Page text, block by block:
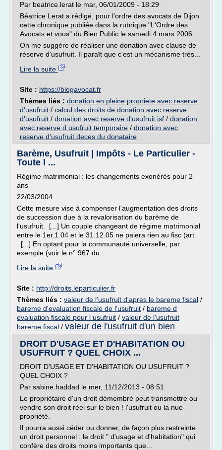
Par beatrice.lerat le mar, 06/01/2009 - 18:29
Béatrice Lerat a rédigé, pour l'ordre des avocats de Dijon
cette chronique publiée dans la rubrique "L'Ordre des
Avocats et vous" du Bien Public le samedi 4 mars 2006
On me suggère de réaliser une donation avec clause de
réserve d'usufruit. Il paraît que c'est un mécanisme très...
Lire la suite
Site : https://blogavocat.fr
Thèmes liés : donation en pleine propriete avec reserve
d'usufruit / calcul des droits de donation avec reserve
d'usufruit / donation avec reserve d'usufruit isf / donation
avec reserve d usufruit temporaire / donation avec
reserve d'usufruit deces du donataire
Barème, Usufruit | Impôts - Le Particulier -
Toute l ...
Régime matrimonial : les changements exonérés pour 2
ans
22/03/2004
Cette mesure vise à compenser l'augmentation des droits
de succession due à la revalorisation du barème de
l'usufruit. [...] Un couple changeant de régime matrimonial
entre le 1er.1.04 et le 31.12.05 ne paiera rien au fisc (art.
[...] En optant pour la communauté universelle, par
exemple (voir le n° 967 du...
Lire la suite
Site : http://droits.leparticulier.fr
Thèmes liés : valeur de l'usufruit d'apres le bareme fiscal /
bareme d'evaluation fiscale de l'usufruit / bareme d
evaluation fiscale pour l usufruit / valeur de l'usufruit
bareme fiscal / valeur de l'usufruit d'un bien
DROIT D'USAGE ET D'HABITATION OU
USUFRUIT ? QUEL CHOIX ...
DROIT D'USAGE ET D'HABITATION OU USUFRUIT ?
QUEL CHOIX ?
Par sabine.haddad le mer, 11/12/2013 - 08:51
Le propriétaire d'un droit démembré peut transmettre ou
vendre son droit réel sur le bien ! l'usufruit ou la nue-
propriété.
Il pourra aussi céder ou donner, de façon plus restreinte
un droit personnel : le droit " d'usage et d'habitation" qui
confère des droits moins importants que...